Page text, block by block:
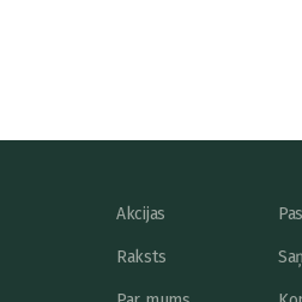
Akcijas
Raksts